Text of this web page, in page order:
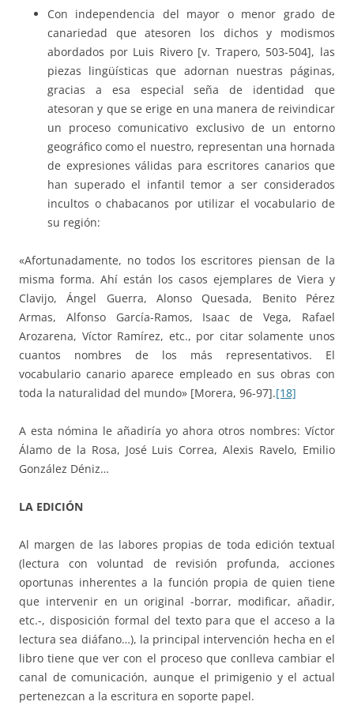
Con independencia del mayor o menor grado de
canariedad que atesoren los dichos y modismos
abordados por Luis Rivero [v. Trapero, 503-504], las
piezas lingüísticas que adornan nuestras páginas,
gracias a esa especial seña de identidad que
atesoran y que se erige en una manera de reivindicar
un proceso comunicativo exclusivo de un entorno
geográfico como el nuestro, representan una hornada
de expresiones válidas para escritores canarios que
han superado el infantil temor a ser considerados
incultos o chabacanos por utilizar el vocabulario de
su región:
«Afortunadamente, no todos los escritores piensan de la
misma forma. Ahí están los casos ejemplares de Viera y
Clavijo, Ángel Guerra, Alonso Quesada, Benito Pérez
Armas, Alfonso García-Ramos, Isaac de Vega, Rafael
Arozarena, Víctor Ramírez, etc., por citar solamente unos
cuantos nombres de los más representativos. El
vocabulario canario aparece empleado en sus obras con
toda la naturalidad del mundo» [Morera, 96-97].[18]
A esta nómina le añadiría yo ahora otros nombres: Víctor
Álamo de la Rosa, José Luis Correa, Alexis Ravelo, Emilio
González Déniz…
LA EDICIÓN
Al margen de las labores propias de toda edición textual
(lectura con voluntad de revisión profunda, acciones
oportunas inherentes a la función propia de quien tiene
que intervenir en un original -borrar, modificar, añadir,
etc.-, disposición formal del texto para que el acceso a la
lectura sea diáfano…), la principal intervención hecha en el
libro tiene que ver con el proceso que conlleva cambiar el
canal de comunicación, aunque el primigenio y el actual
pertenezcan a la escritura en soporte papel.